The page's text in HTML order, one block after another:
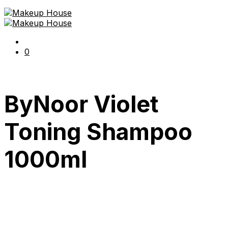
0
ByNoor Violet
Toning Shampoo
1000ml